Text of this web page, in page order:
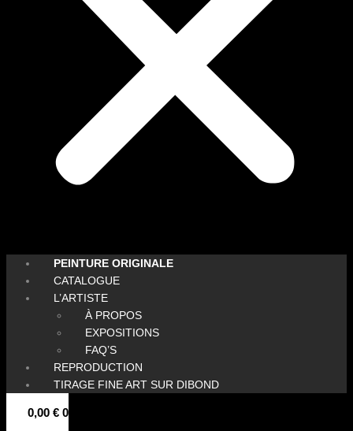
PEINTURE ORIGINALE
CATALOGUE
L’ARTISTE
À PROPOS
EXPOSITIONS
FAQ’S
REPRODUCTION
TIRAGE FINE ART SUR DIBOND
0,00 € 0